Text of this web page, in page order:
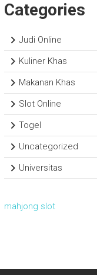
Categories
Judi Online
Kuliner Khas
Makanan Khas
Slot Online
Togel
Uncategorized
Universitas
mahjong slot